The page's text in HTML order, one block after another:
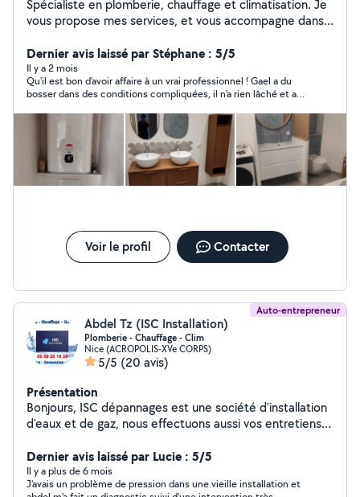
Spécialiste en plomberie, chauffage et climatisation. Je
vous propose mes services, et vous accompagne dans
sérieux et soigné.
Dernier avis laissé par Stéphane : 5/5
Il y a 2 mois
Qu'il est bon d'avoir affaire à un vrai professionnel ! Gael a du
bosser dans des conditions compliquées, il n'a rien lâché et a
plus j'ai des explications claires, un diagnostic (oui, ma SDB est
bien malade...) honnête... Je suis vraiment satisfait !
Voir le profil Contacter
Auto-entrepreneur
Abdel Tz (ISC Installation)
Plomberie - Chauffage - Clim
Nice (ACROPOLIS-XVe CORPS)
5/5 (20 avis)
Présentation
Bonjours, ISC dépannages est une société d'installation
d'eaux et de gaz, nous effectuons aussi vos entretiens
fuite pannes ou autre. Nous intervenons dans tout les
Alpes-Maritimes. Nous sommes disponible pour des
dépannages, installation, rénovation des sanitaires, pose
Dernier avis laissé par Lucie : 5/5
Il y a plus de 6 mois
J'avais un problème de pression dans une vieille installation et